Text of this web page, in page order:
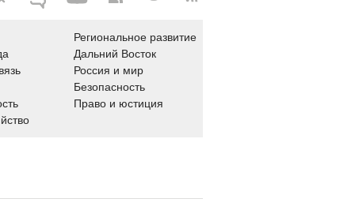
Региональное развитие
Дальний Восток
Россия и мир
Безопасность
Право и юстиция